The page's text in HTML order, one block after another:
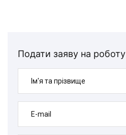
Подати заяву на роботу
Ім'я та прізвище
E-mail